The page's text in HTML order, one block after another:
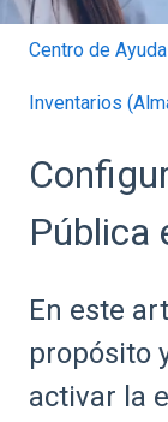
Centro de
Inventarios
Pública
En este
propósito
activar la